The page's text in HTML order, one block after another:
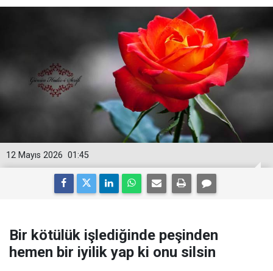
01:45
12 Mayıs 2026
Bir kötülük işlediğinde peşinden
hemen bir iyilik yap ki onu silsin